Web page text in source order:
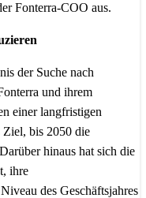
Fonterra-COO aus.
der Suche nach
und ihrem
einer langfristigen
Ziel, bis 2050 die
hinaus hat sich die
ihre
des Geschäftsjahres